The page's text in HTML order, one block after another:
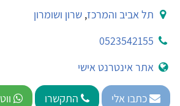
תל אביב והמרכז,שרון ושומרון
0523542155
אתר אינטרנט אישי
כתבו אלי התקשרו